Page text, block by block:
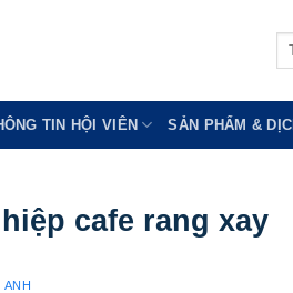
TIN HỘI VIÊN SẢN PHẨM &
cafe rang xay
ANH